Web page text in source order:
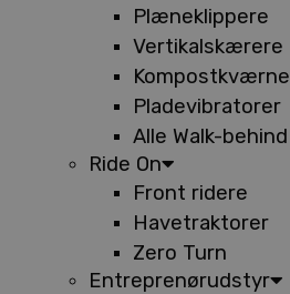
Plæneklippere
Vertikalskærere
Kompostkværne
Pladevibratorer
Alle Walk-behind
Ride On
Front ridere
Havetraktorer
Zero Turn
Entreprenørudstyr